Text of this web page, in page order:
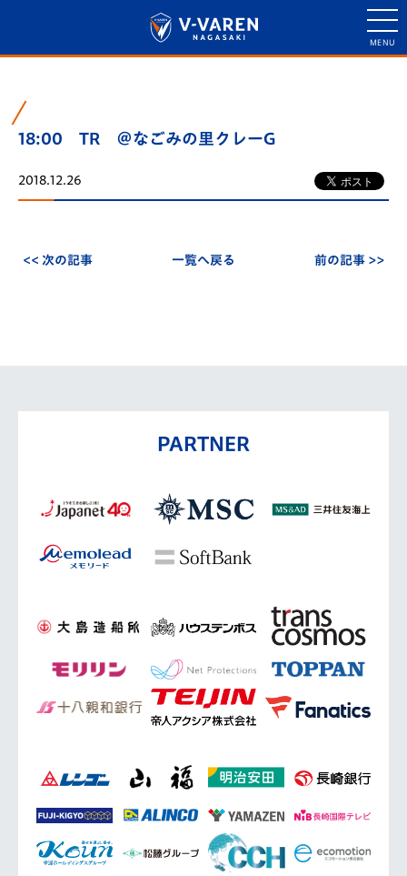
18:00 TR ＠なごみの里クレーG
2018.12.26
<< 次の記事 一覧へ戻る 前の記事 >>
PARTNER